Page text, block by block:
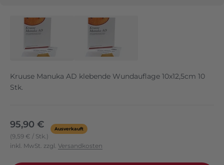
Kruuse Manuka AD klebende Wundauflage 10x12,5cm 10
Stk.
Angebot
95,90 €
(9,59 € / Stk.)
Ausverkauft
inkl. MwSt. zzgl. Versandkosten